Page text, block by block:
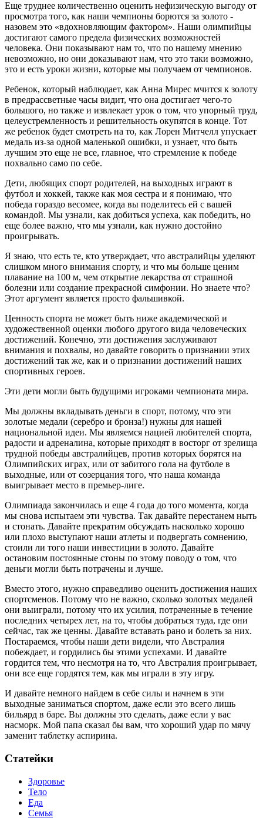
Еще труднее количественно оценить нефизическую выгоду от
просмотра того, как наши чемпионы борются за золото -
назовем это «вдохновляющим фактором». Наши олимпийцы
достигают самого предела физических возможностей
человека. Они показывают нам то, что по нашему мнению
невозможно, но они доказывают нам, что это таки возможно,
это и есть уроки жизни, которые мы получаем от чемпионов.
Ребенок, который наблюдает, как Анна Мирес мчится к золоту
в предрассветные часы видит, что она достигает чего-то
большого, но также и извлекает урок о том, что упорный труд,
целеустремленность и решительность окупятся в конце. Тот
же ребенок будет смотреть на то, как Лорен Митчелл упускает
медаль из-за одной маленькой ошибки, и узнает, что быть
лучшим это еще не все, главное, что стремление к победе
похвально само по себе.
Дети, любящих спорт родителей, на выходных играют в
футбол и хоккей, также как моя сестра и я понимаю, что
победа гораздо весомее, когда вы поделитесь ей с вашей
командой. Мы узнали, как добиться успеха, как победить, но
еще более важно, что мы узнали, как нужно достойно
проигрывать.
Я знаю, что есть те, кто утверждает, что австралийцы уделяют
слишком много внимания спорту, и что мы больше ценим
плавание на 100 м, чем открытие лекарства от страшной
болезни или создание прекрасной симфонии. Но знаете что?
Этот аргумент является просто фальшивкой.
Ценность спорта не может быть ниже академической и
художественной оценки любого другого вида человеческих
достижений. Конечно, эти достижения заслуживают
внимания и похвалы, но давайте говорить о признании этих
достижений так же, как и о признании достижений наших
спортивных героев.
Эти дети могли быть будущими игроками чемпионата мира.
Мы должны вкладывать деньги в спорт, потому, что эти
золотые медали (серебро и бронза!) нужны для нашей
национальной идеи. Мы являемся нацией любителей спорта,
радости и адреналина, которые приходят в восторг от зрелища
трудной победы австралийцев, против которых борятся на
Олимпийских играх, или от забитого гола на футболе в
выходные, или от созерцания того, что наша команда
выигрывает место в премьер-лиге.
Олимпиада закончилась и еще 4 года до того момента, когда
мы снова испытаем эти чувства. Так давайте перестанем ныть
и стонать. Давайте прекратим обсуждать насколько хорошо
или плохо выступают наши атлеты и подвергать сомнению,
стоили ли того наши инвестиции в золото. Давайте
остановим постоянные стоны по этому поводу о том, что
деньги могли быть потрачены и лучше.
Вместо этого, нужно справедливо оценить достижения наших
спортсменов. Потому что не важно, сколько золотых медалей
они выиграли, потому что их усилия, потраченные в течение
последних четырех лет, на то, чтобы добраться туда, где они
сейчас, так же ценны. Давайте вставать рано и болеть за них.
Постараемся, чтобы наши дети видели, что Австралия
побеждает, и гордились бы этими успехами. И давайте
гордится тем, что несмотря на то, что Австралия проигрывает,
они все еще гордятся тем, как мы играли в эту игру.
И давайте немного найдем в себе силы и начнем в эти
выходные заниматься спортом, даже если это всего лишь
бильярд в баре. Вы должны это сделать, даже если у вас
насморк. Мой папа сказал бы вам, что хороший удар по мячу
заменит таблетку аспирина.
Статейки
Здоровье
Тело
Еда
Семья